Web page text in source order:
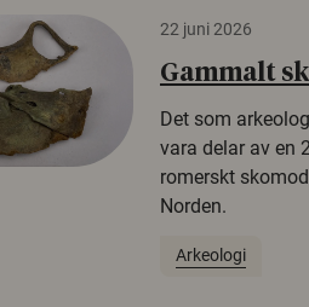
22 juni 2026
Gammalt
Det som
vara delar av en
romerskt
Norden.
Arkeologi